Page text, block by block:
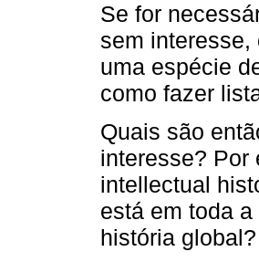
Se for
sem interesse,
uma espécie
como fazer
Quais são
interesse? Por
intellectual
está em toda
história global?